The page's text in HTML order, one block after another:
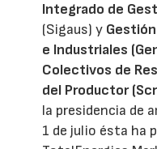
Integrado de
(Sigaus) y
e Industriales
Colectivos de
del Productor
la presidencia de
1 de julio ésta ha